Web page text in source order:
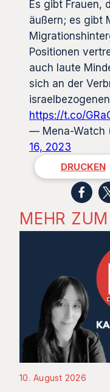
Es gibt Frauen,
äußern; es gibt
Positionen
auch laute
sich an der
https://t.co/
— Mena-Watch
16, 2023
DRUCKEN
MEHR
10. August 2026